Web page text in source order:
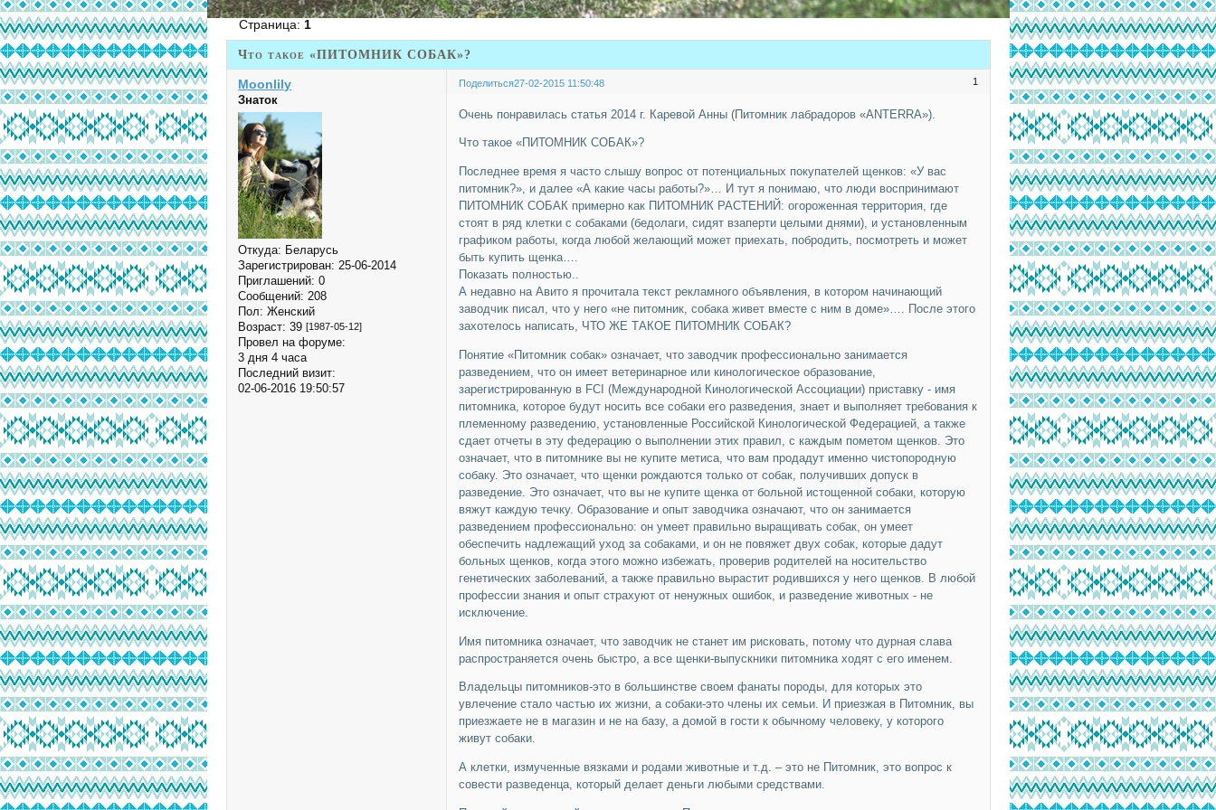
Что такое «ПИТОМНИК СОБАК»?
Страница: 1
Поделиться 1
27-02-2015 11:50:48
Moonlily
Знаток
Откуда: Беларусь
Зарегистрирован: 25-06-2014
Приглашений: 0
Сообщений: 208
Пол: Женский
Возраст: 39[1987-05-12]
Провел на форуме:
3 дня 4 часа
Последний визит:
02-06-2016 19:50:57
Очень понравилась статья 2014 г. Каревой Анны (Питомник лабрадоров «ANTERRA»).
Что такое «ПИТОМНИК СОБАК»?
Последнее время я часто слышу вопрос от потенциальных покупателей щенков: «У вас
питомник?», и далее «А какие часы работы?»… И тут я понимаю, что люди воспринимают
ПИТОМНИК СОБАК примерно как ПИТОМНИК РАСТЕНИЙ: огороженная территория, где
стоят в ряд клетки с собаками (бедолаги, сидят взаперти целыми днями), и установленным
графиком работы, когда любой желающий может приехать, побродить, посмотреть и может
быть купить щенка….
Показать полностью..
А недавно на Авито я прочитала текст рекламного объявления, в котором начинающий
заводчик писал, что у него «не питомник, собака живет вместе с ним в доме»…. После этого
захотелось написать, ЧТО ЖЕ ТАКОЕ ПИТОМНИК СОБАК?
Понятие «Питомник собак» означает, что заводчик профессионально занимается
разведением, что он имеет ветеринарное или кинологическое образование,
зарегистрированную в FCI (Международной Кинологической Ассоциации) приставку - имя
питомника, которое будут носить все собаки его разведения, знает и выполняет требования к
племенному разведению, установленные Российской Кинологической Федерацией, а также
сдает отчеты в эту федерацию о выполнении этих правил, с каждым пометом щенков. Это
означает, что в питомнике вы не купите метиса, что вам продадут именно чистопородную
собаку. Это означает, что щенки рождаются только от собак, получивших допуск в
разведение. Это означает, что вы не купите щенка от больной истощенной собаки, которую
вяжут каждую течку. Образование и опыт заводчика означают, что он занимается
разведением профессионально: он умеет правильно выращивать собак, он умеет
обеспечить надлежащий уход за собаками, и он не повяжет двух собак, которые дадут
больных щенков, когда этого можно избежать, проверив родителей на носительство
генетических заболеваний, а также правильно вырастит родившихся у него щенков. В любой
профессии знания и опыт страхуют от ненужных ошибок, и разведение животных - не
исключение.
Имя питомника означает, что заводчик не станет им рисковать, потому что дурная слава
распространяется очень быстро, а все щенки-выпускники питомника ходят с его именем.
Владельцы питомников-это в большинстве своем фанаты породы, для которых это
увлечение стало частью их жизни, а собаки-это члены их семьи. И приезжая в Питомник, вы
приезжаете не в магазин и не на базу, а домой в гости к обычному человеку, у которого
живут собаки.
А клетки, измученные вязками и родами животные и т.д. – это не Питомник, это вопрос к
совести разведенца, который делает деньги любыми средствами.